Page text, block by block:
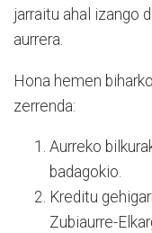
jarraitu ahal izango
aurrera.
Hona hemen
zerrenda:
Aurreko
badagokio.
Kreditu
Zubiaurre-